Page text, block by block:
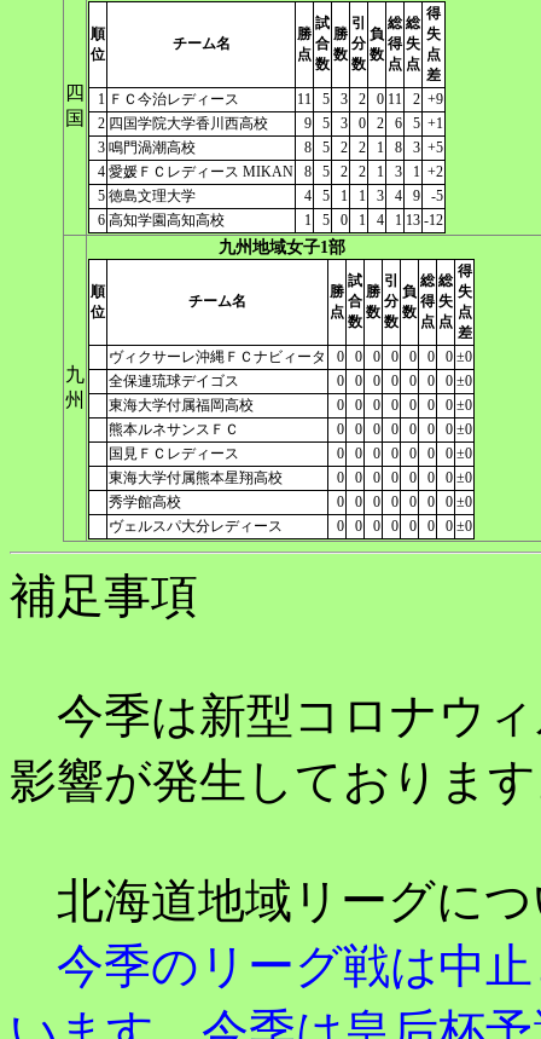
四
国
順
位
チーム名
勝
点
試
合
数
勝
数
引
分
数
負
数
総
得
点
総
失
点
得
失
点
差
1 ＦＣ今治レディース 11 5 3 2 0 11 2 +9
2 四国学院大学香川西高校 9 5 3 0 2 6 5 +1
3 鳴門渦潮高校 8 5 2 2 1 8 3 +5
4 愛媛ＦＣレディース MIKAN 8 5 2 2 1 3 1 +2
5 徳島文理大学 4 5 1 1 3 4 9
-5
6 高知学園高知高校 1 5 0 1 4 1 13 -12
九
州
九州地域女子1部
順
位
チーム名
勝
点
試
合
数
勝
数
引
分
数
負
数
総
得
点
総
失
点
得
失
点
差
ヴィクサーレ沖縄ＦＣナビィータ
0 0 0 0 0 0 0 ±0
全保連琉球デイゴス
0 0 0 0 0 0 0 ±0
東海大学付属福岡高校
0 0 0 0 0 0 0 ±0
熊本ルネサンスＦＣ
0 0 0 0 0 0 0 ±0
国見ＦＣレディース
0 0 0 0 0 0 0 ±0
東海大学付属熊本星翔高校
0 0 0 0 0 0 0 ±0
秀学館高校
0 0 0 0 0 0 0 ±0
ヴェルスパ大分レディース
0 0 0 0 0 0 0 ±0
補足事項
今季は新型コロナウ
影響が発生しておりま
北海道地域リーグに
今季のリーグ戦は中